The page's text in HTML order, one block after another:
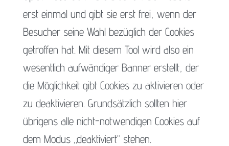
erst einmal und gibt sie erst frei, wenn der
Besucher seine Wahl bezüglich der Cookies
getroffen hat. Mit diesem Tool wird also ein
wesentlich aufwändiger Banner erstellt, der
die Möglichkeit gibt Cookies zu aktivieren oder
zu deaktivieren. Grundsätzlich sollten hier
übrigens alle nicht-notwendigen Cookies auf
dem Modus „deaktiviert“ stehen.